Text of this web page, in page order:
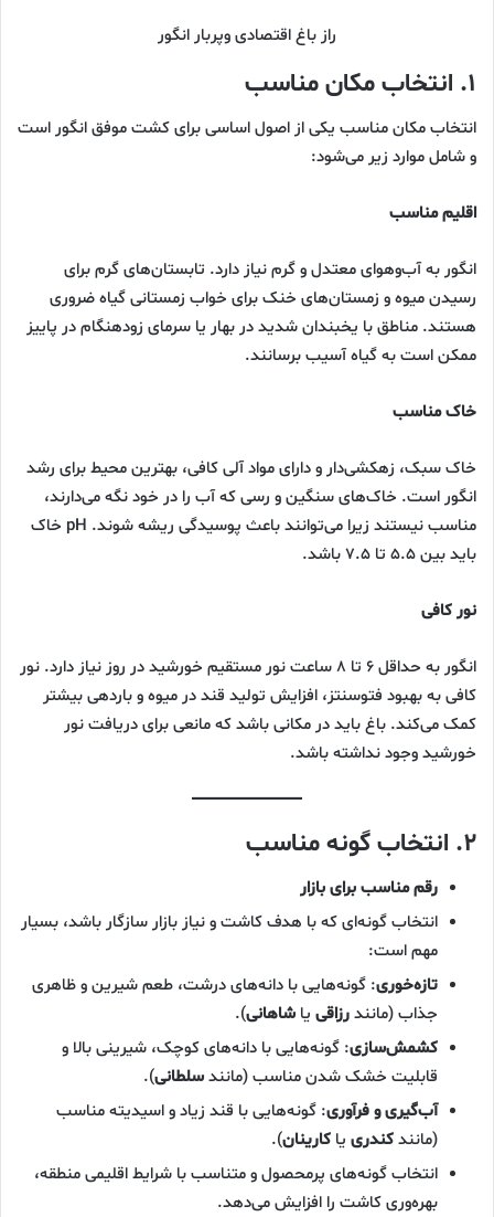
راز باغ اقتصادی وپربار انگور
۱. انتخاب مکان مناسب
انتخاب مکان مناسب یکی از اصول اساسی برای کشت موفق انگور است
و شامل موارد زیر می‌شود:
اقلیم مناسب
انگور به آب‌وهوای معتدل و گرم نیاز دارد. تابستان‌های گرم برای
رسیدن میوه و زمستان‌های خنک برای خواب زمستانی گیاه ضروری
هستند. مناطق با یخبندان شدید در بهار یا سرمای زودهنگام در پاییز
ممکن است به گیاه آسیب برسانند.
خاک مناسب
خاک سبک، زهکشی‌دار و دارای مواد آلی کافی، بهترین محیط برای رشد
انگور است. خاک‌های سنگین و رسی که آب را در خود نگه می‌دارند،
مناسب نیستند زیرا می‌توانند باعث پوسیدگی ریشه شوند. pH خاک
باید بین ۵.۵ تا ۷.۵ باشد.
نور کافی
انگور به حداقل ۶ تا ۸ ساعت نور مستقیم خورشید در روز نیاز دارد. نور
کافی به بهبود فتوسنتز، افزایش تولید قند در میوه و باردهی بیشتر
کمک می‌کند. باغ باید در مکانی باشد که مانعی برای دریافت نور
خورشید وجود نداشته باشد.
۲. انتخاب گونه مناسب
رقم مناسب برای بازار
انتخاب گونه‌ای که با هدف کاشت و نیاز بازار سازگار باشد، بسیار
مهم است:
تازه‌خوری: گونه‌هایی با دانه‌های درشت، طعم شیرین و ظاهری
جذاب (مانندرزاقی یا شاهانی).
کشمش‌سازی: گونه‌هایی با دانه‌های کوچک، شیرینی بالا و
قابلیت خشک شدن مناسب (مانندسلطانی).
آب‌گیری و فرآوری: گونه‌هایی با قند زیاد و اسیدیته مناسب
(مانندکندری یا کارینان).
انتخاب گونه‌های پرمحصول و متناسب با شرایط اقلیمی منطقه،
بهره‌وری کاشت را افزایش می‌دهد.